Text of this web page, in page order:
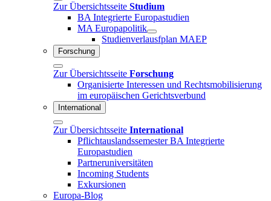
Zur Übersichtsseite Studium
BA Integrierte Europastudien
MA Europapolitik
Studienverlausfplan MAEP
Forschung
Zur Übersichtsseite Forschung
Organisierte Interessen und Rechtsmobilisierung
im europäischen Gerichtsverbund
International
Zur Übersichtsseite International
Pflichtauslandssemester BA Integrierte
Europastudien
Partneruniversitäten
Incoming Students
Exkursionen
Europa-Blog